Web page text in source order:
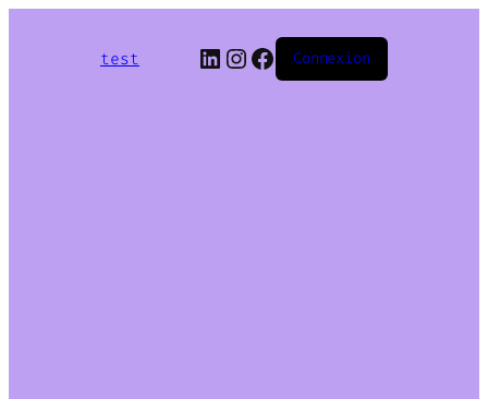
test LinkedIn
Instagram
Facebook
Connexion